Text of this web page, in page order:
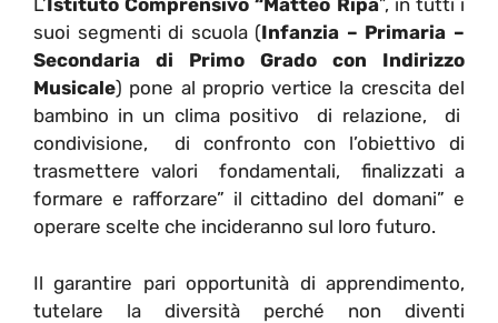
L’ Istituto Comprensivo “Matteo Ripa”, in tutti i
suoi segmenti di scuola (Infanzia – Primaria –
Secondaria di Primo Grado con Indirizzo
Musicale) pone al proprio vertice la crescita del
bambino in un clima positivo di relazione, di
condivisione, di confronto con l’obiettivo di
trasmettere valori fondamentali, finalizzati a
formare e rafforzare” il cittadino del domani” e
operare scelte che incideranno sul loro futuro.
Il garantire pari opportunità di apprendimento,
tutelare la diversità perché non diventi